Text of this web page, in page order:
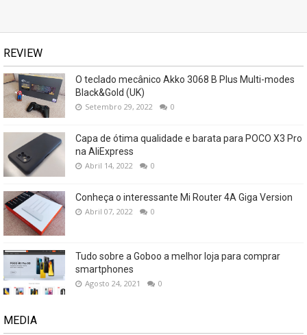
REVIEW
O teclado mecânico Akko 3068 B Plus Multi-modes
Black&Gold (UK)
Setembro 29, 2022 0
Capa de ótima qualidade e barata para POCO X3 Pro
na AliExpress
Abril 14, 2022 0
Conheça o interessante Mi Router 4A Giga Version
Abril 07, 2022 0
Tudo sobre a Goboo a melhor loja para comprar
smartphones
Agosto 24, 2021 0
MEDIA